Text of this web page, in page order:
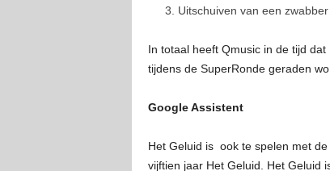
Uitschuiven van een
In totaal heeft Qmusic in de tijd
tijdens de SuperRonde geraden
Google Assistent
Het Geluid is ook te spelen met
vijftien jaar Het Geluid. Het Geluid